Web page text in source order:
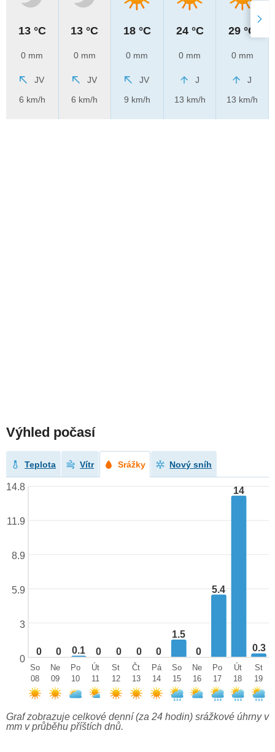
13 °C
0 mm
JV
6 km/h
13 °C
0 mm
JV
6 km/h
18 °C
0 mm
JV
9 km/h
24 °C
0 mm
J
13 km/h
29 °C
0 mm
J
13 km/h
Výhled počasí
Teplota Vítr Srážky Nový sníh
0 0 0.1 0 0 0 0
1.5
0
5.4
14
0.3
14.8
11.9
8.9
5.9
3
0
So
08
Ne
09
Po
10
Út
11
St
12
Čt
13
Pá
14
So
15
Ne
16
Po
17
Út
18
St
19
Graf zobrazuje celkové denní (za 24 hodin) srážkové úhrny v
mm v průběhu příštích dnů.